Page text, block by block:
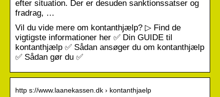
efter situation. Der er desuden sanktionssatser og
fradrag, …
Vil du vide mere om kontanthjælp? ▷ Find de
vigtigste informationer her ✅ Din GUIDE til
kontanthjælp ✅ Sådan ansøger du om kontanthjælp
✅ Sådan gør du ✅
http s://www.laanekassen.dk › kontanthjaelp